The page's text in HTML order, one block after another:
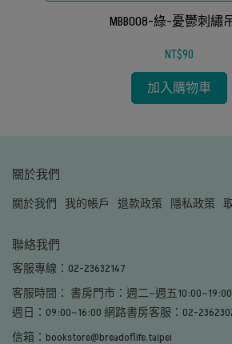
MBB008-綠-憂鬱刺繡
NT$90
加入購物車
關於我們
關於我們 我的帳戶 退款政策 隱私政策
聯絡我們
客服專線：02-23632147
客服時間： 書房門市：週二~週五10:00~19:00
週日：09:00~16:00 網路書房客服：02-
信箱：bookstore@breadoflife.taipei